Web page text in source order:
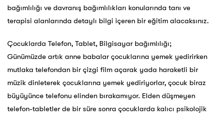
bağımlılığı ve davranış bağımlılıkları konularında tanı ve
terapisi alanlarında detaylı bilgi içeren bir eğitim alacaksınız.
Çocuklarda Telefon, Tablet, Bilgisayar bağımlılığı;
Günümüzde artık anne babalar çocuklarına yemek yedirirken
mutlaka telefondan bir çizgi film açarak yada haraketli bir
müzik dinleterek çocuklarına yemek yediriyorlar, çocuk biraz
büyüyünce telefonu elinden bırakamıyor. Elden düşmeyen
telefon-tabletler de bir süre sonra çocuklarda kalıcı psikolojik